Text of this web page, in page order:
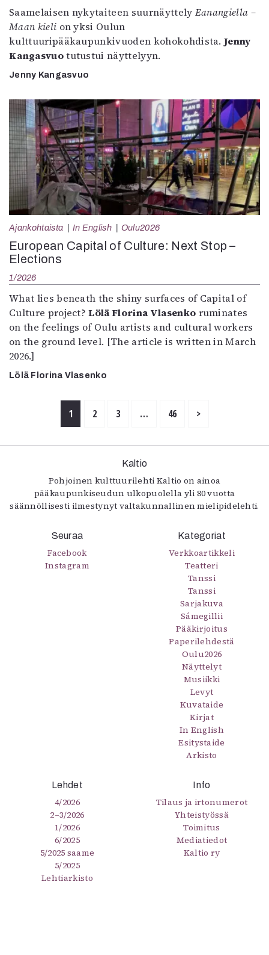
Saamelaisen nykytaiteen suurnäyttely Eanangiella –
Maan kieli on yksi Oulun
kulttuuripääkaupunkivuoden kohokohdista.Jenny
Kangasvuotutustui näyttelyyn.
Jenny Kangasvuo
Ajankohtaista In English Oulu2026
European Capital of Culture: Next Stop –
Elections
1/2026
What lies beneath the shiny surfaces of Capital of
Culture project?Lölä Florina Vlasenko ruminates
on the feelings of Oulu artists and cultural workers
on the ground level. [The article is written in March
2026.]
Lölä Florina Vlasenko
1 2 3 … 46 >
Kaltio
Pohjoinen kulttuurilehti Kaltio on ainoa
pääkaupunkiseudun ulkopuolella yli 80 vuotta
säännöllisesti ilmestynyt valtakunnallinen mielipidelehti.
Seuraa
Facebook
Instagram
Kategoriat
Verkkoartikkeli
Teatteri
Tanssi
Tanssi
Sarjakuva
Sámegillii
Pääkirjoitus
Paperilehdestä
Oulu2026
Näyttelyt
Musiikki
Levyt
Kuvataide
Kirjat
In English
Esitystaide
Arkisto
Lehdet
4/2026
2–3/2026
1/2026
6/2025
5/2025 saame
5/2025
Lehtiarkisto
Info
Tilaus ja irtonumerot
Yhteistyössä
Toimitus
Mediatiedot
Kaltio ry